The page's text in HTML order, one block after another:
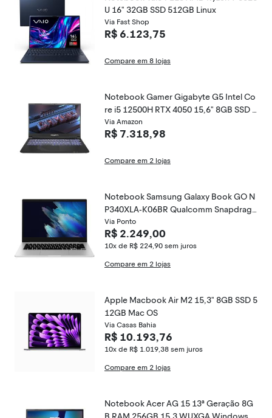
U 16" 32GB SSD 512GB Linux
Via Fast Shop
R$ 6.123,75
Compare em 8 lojas
Notebook Gamer Gigabyte G5 Intel Co
re i5 12500H RTX 4050 15,6" 8GB SSD 5
12GB Windows 11 MF-E2BR333SH
Via Amazon
R$ 7.318,98
Compare em 2 lojas
Notebook Samsung Galaxy Book GO N
P340XLA-K06BR Qualcomm Snapdrago
n 7c 14" 4GB SSD 128 GB Windows 11
Via Ponto
R$ 2.249,00
10x de R$ 224,90 sem juros
Compare em 2 lojas
Apple Macbook Air M2 15,3" 8GB SSD 5
12GB Mac OS
Via Casas Bahia
R$ 10.193,76
10x de R$ 1.019,38 sem juros
Compare em 2 lojas
Notebook Acer AG 15 13ª Geração 8G